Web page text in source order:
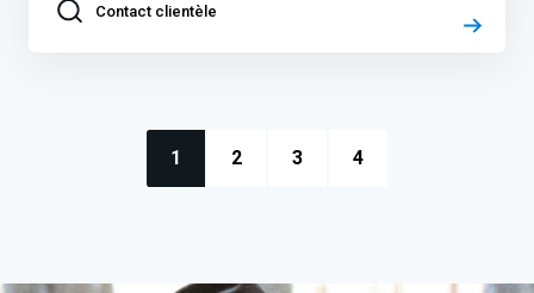
Contact clientèle
1 2 3 4